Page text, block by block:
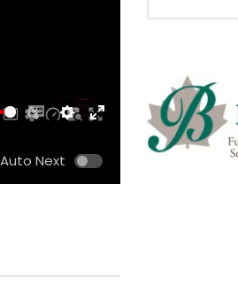
CAPTIONSFULLSCREEN
Auto Next